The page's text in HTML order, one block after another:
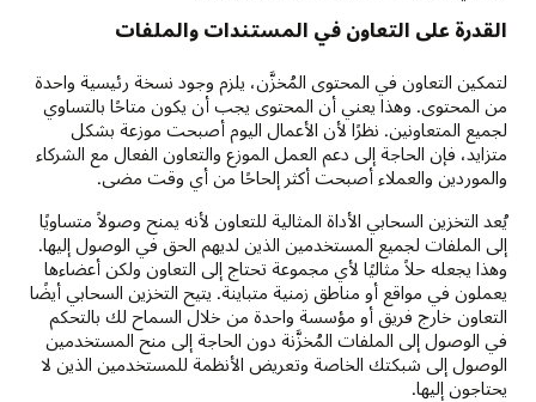
القدرة على التعاون في المستندات والملفات
لتمكين التعاون في المحتوى المُخزَّن، يلزم وجود نسخة رئيسية واحدة
من المحتوى. وهذا يعني أن المحتوى يجب أن يكون متاحًا بالتساوي
لجميع المتعاونين. نظرًا لأن الأعمال اليوم أصبحت موزعة بشكل
متزايد، فإن الحاجة إلى دعم العمل الموزع والتعاون الفعال مع الشركاء
والموردين والعملاء أصبحت أكثر إلحاحًا من أي وقت مضى.
يُعد التخزين السحابي الأداة المثالية للتعاون لأنه يمنح وصولاً متساويًا
إلى الملفات لجميع المستخدمين الذين لديهم الحق في الوصول إليها.
وهذا يجعله حلاً مثاليًا لأي مجموعة تحتاج إلى التعاون ولكن أعضاءها
يعملون في مواقع أو مناطق زمنية متباينة. يتيح التخزين السحابي أيضًا
التعاون خارج فريق أو مؤسسة واحدة من خلال السماح لك بالتحكم
في الوصول إلى الملفات المُخزَّنة دون الحاجة إلى منح المستخدمين
الوصول إلى شبكتك الخاصة وتعريض الأنظمة للمستخدمين الذين لا
يحتاجون إليها.